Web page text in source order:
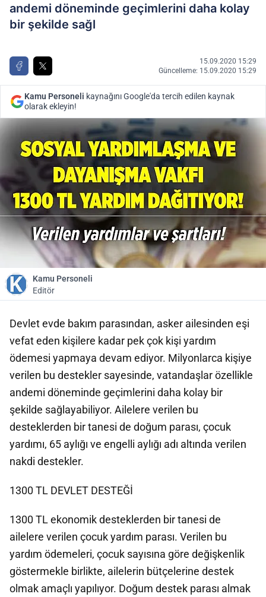
andemi döneminde geçimlerini daha kolay
bir şekilde sağl
15.09.2020 15:29
Güncelleme: 15.09.2020 15:29
Kamu Personeli kaynağını Google'da tercih edilen kaynak
olarak ekleyin!
Kamu Personeli
Editör
Devlet evde bakım parasından, asker ailesinden eşi
vefat eden kişilere kadar pek çok kişi yardım
ödemesi yapmaya devam ediyor. Milyonlarca kişiye
verilen bu destekler sayesinde, vatandaşlar özellikle
andemi döneminde geçimlerini daha kolay bir
şekilde sağlayabiliyor. Ailelere verilen bu
desteklerden bir tanesi de doğum parası, çocuk
yardımı, 65 aylığı ve engelli aylığı adı altında verilen
nakdi destekler.
1300 TL DEVLET DESTEĞİ
1300 TL ekonomik desteklerden bir tanesi de
ailelere verilen çocuk yardım parası. Verilen bu
yardım ödemeleri, çocuk sayısına göre değişkenlik
göstermekle birlikte, ailelerin bütçelerine destek
olmak amaçlı yapılıyor. Doğum destek parası almak